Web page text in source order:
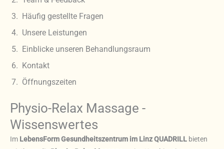
Häufig gestellte Fragen
Unsere Leistungen
Einblicke unseren Behandlungsraum
Kontakt
Öffnungszeiten
Physio-Relax Massage -
Wissenswertes
Im LebensForm Gesundheitszentrum im Linz QUADRILL bieten